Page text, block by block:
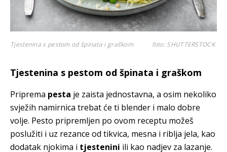
Tjestenina s pestom od špinata i graškom foto: SHUTTERSTOCK
Tjestenina s pestom od špinata i graškom
Priprema pesta je zaista jednostavna, a osim nekoliko
svježih namirnica trebat će ti blender i malo dobre
volje. Pesto pripremljen po ovom receptu možeš
poslužiti i uz rezance od tikvica, mesna i riblja jela, kao
dodatak njokima i tjestenini ili kao nadjev za lazanje.